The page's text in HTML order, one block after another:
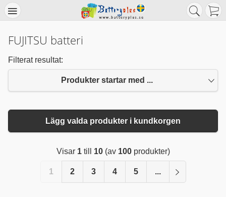
FUJITSU batteri
Filterat resultat:
Produkter startar med ...
Lägg valda produkter i kundkorgen
Visar 1till 10(av 100produkter)
1 2 3 4 5 ...